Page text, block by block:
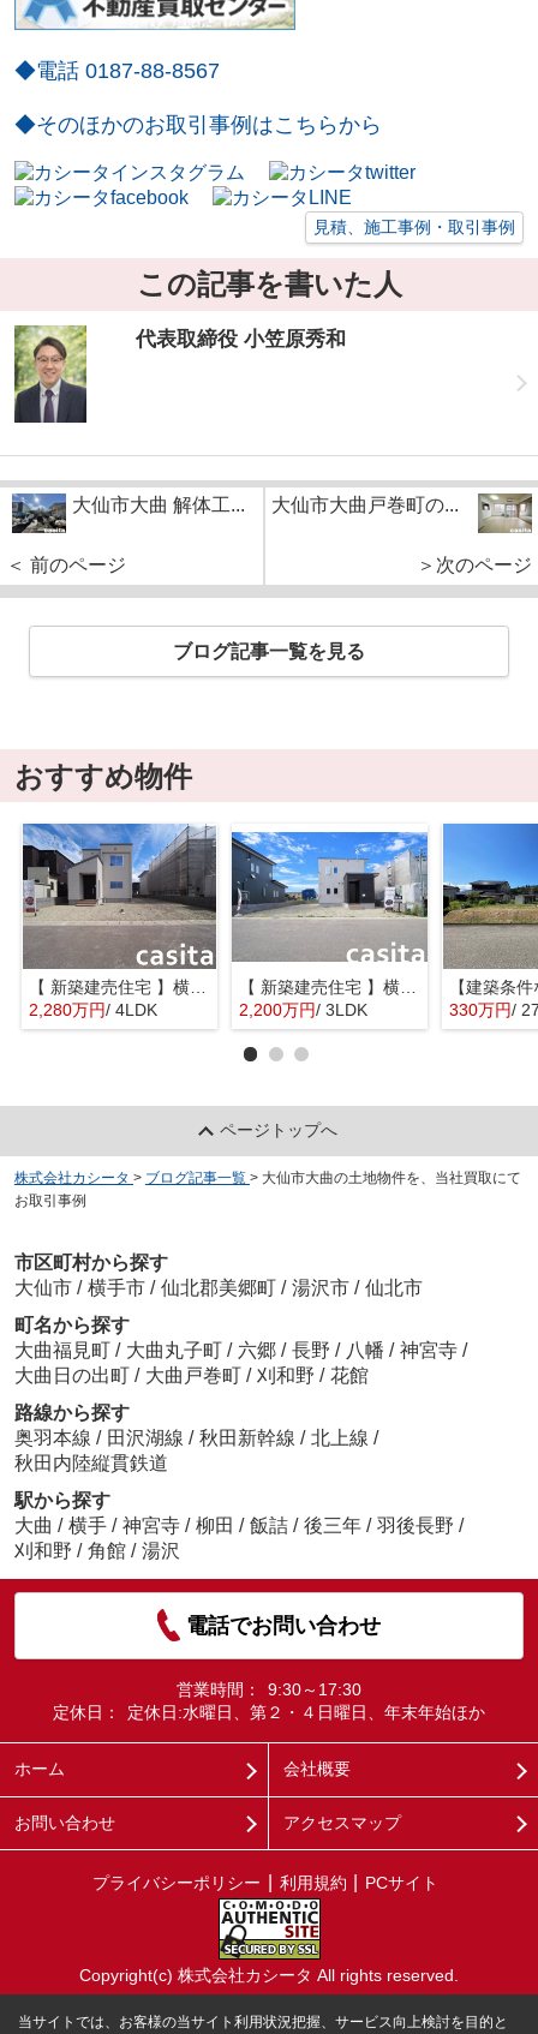
◆電話 0187-88-8567
◆そのほかのお取引事例はこちらから
見積、施工事例・取引事例
この記事を書いた人
代表取締役 小笠原秀和
大仙市大曲 解体工...
＜ 前のページ
大仙市大曲戸巻町の...
＞次のページ
ブログ記事一覧を見る
おすすめ物件
【 新築建売住宅 】横手市八幡字長者町No58 横手北小学校区のオール電化 4LDK
2,280万円/ 4LDK
【 新築建売住宅 】横手市八幡字長者町No50 横手北小学校区のオール電化 3LDK
2,200万円/ 3LDK 330万円/
ページトップへ
株式会社カシータ > ブログ記事一覧 > 大仙市大曲の土地物件を、当社買取にて
お取引事例
市区町村から探す
大仙市 / 横手市 / 仙北郡美郷町 / 湯沢市 / 仙北市
町名から探す
大曲福見町 / 大曲丸子町 / 六郷 / 長野 / 八幡 / 神宮寺 /
大曲日の出町 / 大曲戸巻町 / 刈和野 / 花館
路線から探す
奥羽本線 / 田沢湖線 / 秋田新幹線 / 北上線 /
秋田内陸縦貫鉄道
駅から探す
大曲 / 横手 / 神宮寺 / 柳田 / 飯詰 / 後三年 / 羽後長野 /
刈和野 / 角館 / 湯沢
電話でお問い合わせ
営業時間：
9:30～17:30
定休日：
定休日:水曜日、第２・４日曜日、年末年始ほか
ホーム 会社概要
お問い合わせ アクセスマップ
プライバシーポリシー 利用規約 PCサイト
Copyright(c) 株式会社カシータ All rights reserved.
当サイトでは、お客様の当サイト利用状況把握、サービス向上検討を目的と